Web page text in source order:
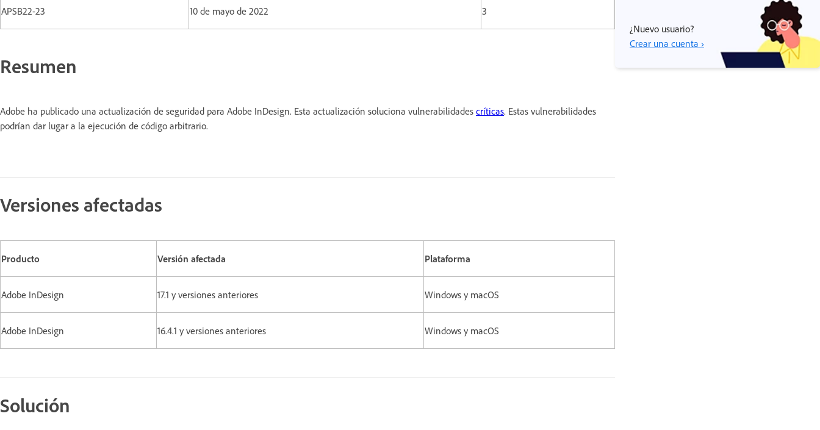
APSB22-23 10 de mayo de 2022 3
Resumen
Adobe ha publicado una actualización de seguridad para Adobe InDesign. Esta actualización soluciona vulnerabilidades críticas. Estas vulnerabilidades
podrían dar lugar a la ejecución de código arbitrario.
Versiones afectadas
Producto Versión afectada Plataforma
Adobe InDesign 17.1 y versiones anteriores Windows y macOS
Adobe InDesign 16.4.1 y versiones anteriores Windows y macOS
Solución
¿Nuevo usuario?
Crear una cuenta ›